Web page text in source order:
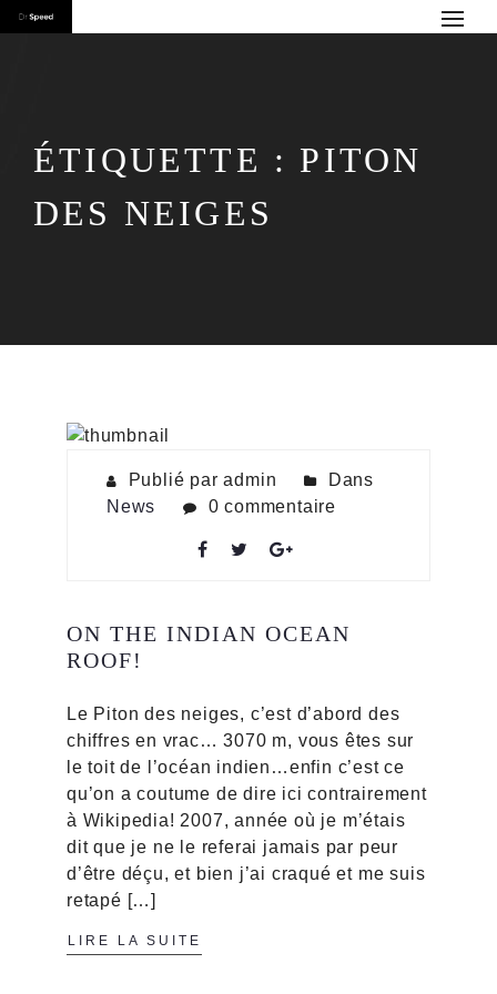
ÉTIQUETTE : PITON
DES NEIGES
Publié par admin
Dans
News
0 commentaire
ON THE INDIAN OCEAN
ROOF!
Le Piton des neiges, c’est d’abord des
chiffres en vrac… 3070 m, vous êtes sur
le toit de l’océan indien…enfin c’est ce
qu’on a coutume de dire ici contrairement
à Wikipedia! 2007, année où je m’étais
dit que je ne le referai jamais par peur
d’être déçu, et bien j’ai craqué et me suis
retapé […]
LIRE LA SUITE